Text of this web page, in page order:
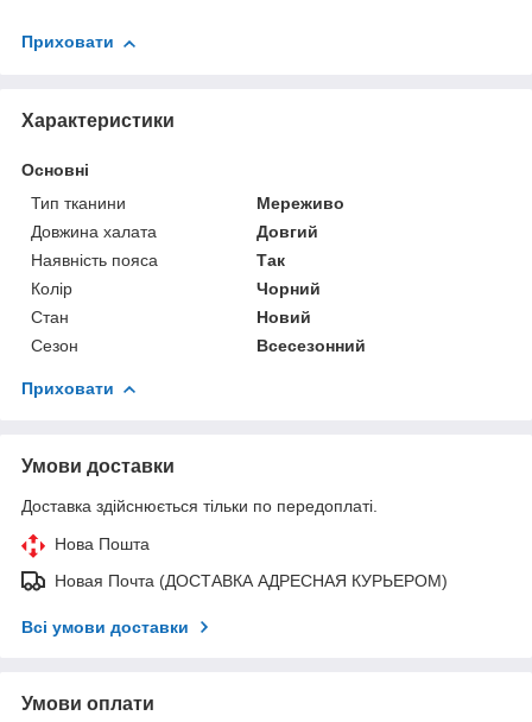
Приховати
Характеристики
Основні
Тип тканини
Мереживо
Довжина халата
Довгий
Наявність пояса
Так
Колір
Чорний
Стан
Новий
Сезон
Всесезонний
Приховати
Умови доставки
Доставка здійснюється тільки по передоплаті.
Нова Пошта
Новая Почта (ДОСТАВКА АДРЕСНАЯ КУРЬЕРОМ)
Всі умови доставки
Умови оплати